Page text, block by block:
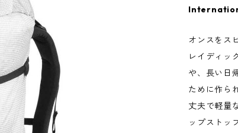
オンスをス
レイディッ
や、長い日
ために作ら
丈夫で軽量
ップストッ